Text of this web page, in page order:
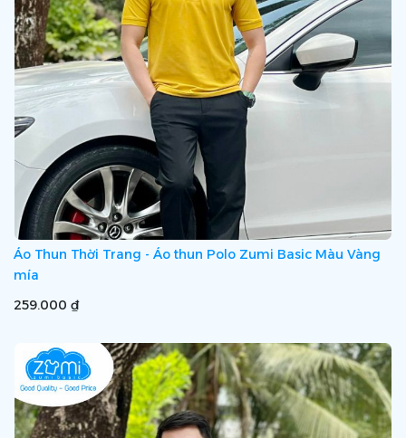
Áo Thun Thời Trang - Áo thun Polo Zumi Basic Màu Vàng
mía
259.000 ₫